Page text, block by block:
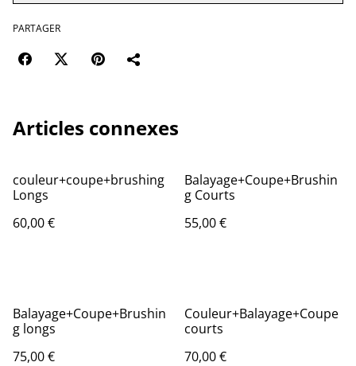
PARTAGER
Articles connexes
couleur+coupe+brushing
Longs
60,00 €
Balayage+Coupe+Brushin
g Courts
55,00 €
Balayage+Coupe+Brushin
g longs
75,00 €
Couleur+Balayage+Coupe
courts
70,00 €